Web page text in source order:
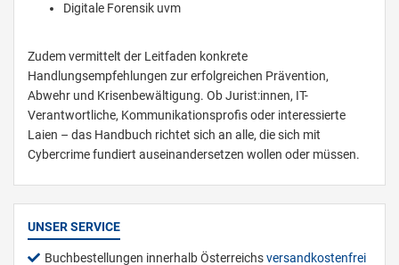
Digitale Forensik uvm
Zudem vermittelt der Leitfaden konkrete
Handlungsempfehlungen zur erfolgreichen Prävention,
Abwehr und Krisenbewältigung. Ob Jurist:innen, IT-
Verantwortliche, Kommunikationsprofis oder interessierte
Laien – das Handbuch richtet sich an alle, die sich mit
Cybercrime fundiert auseinandersetzen wollen oder müssen.
UNSER SERVICE
Buchbestellungen innerhalb Österreichsversandkostenfrei